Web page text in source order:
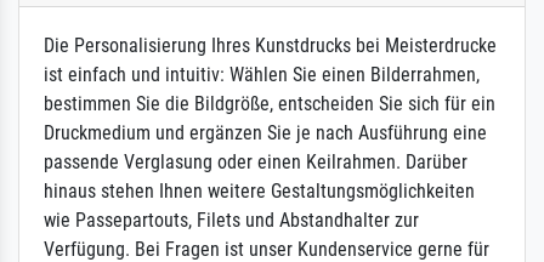
Die Personalisierung Ihres Kunstdrucks bei Meisterdrucke
ist einfach und intuitiv: Wählen Sie einen Bilderrahmen,
bestimmen Sie die Bildgröße, entscheiden Sie sich für ein
Druckmedium und ergänzen Sie je nach Ausführung eine
passende Verglasung oder einen Keilrahmen. Darüber
hinaus stehen Ihnen weitere Gestaltungsmöglichkeiten
wie Passepartouts, Filets und Abstandhalter zur
Verfügung. Bei Fragen ist unser Kundenservice gerne für